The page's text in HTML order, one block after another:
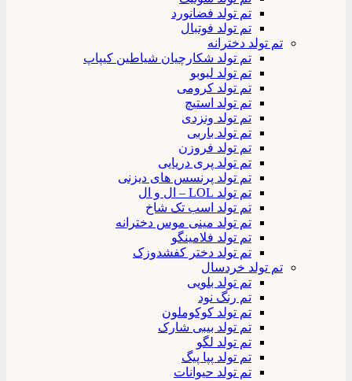
تم تولد فضانورد
تم تولد فوتبال
تم تولد دخترانه
تم تولد شکارچیان شیاطین کیپاپ
تم تولد لبوبو
تم تولد کرومی
تم تولد استیچ
تم تولد ونزدی
تم تولد باربی
تم تولد فروزن
تم تولد پری دریایی
تم تولد پرنسس های دیزنی
تم تولد LOL – ال و ال
تم تولد اسب تک شاخ
تم تولد مینی موس دخترانه
تم تولد فلامینگو
تم تولد دختر کفشدوزک
تم تولد خردسال
تم تولد بلویی
تم رنگ نود
تم تولد کوکوملون
تم تولد بیبی شارک
تم تولد لگو
تم تولد پپا پیگ
تم تولد حیوانات